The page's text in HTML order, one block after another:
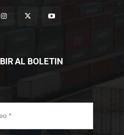
AL BOLETIN